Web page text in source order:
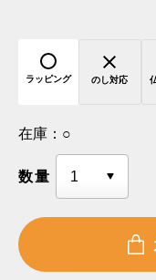
ラッピング のし対応
在庫： ○
数量